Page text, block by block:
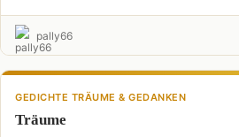
pally66
GEDICHTE TRÄUME & GEDANKEN
Träume